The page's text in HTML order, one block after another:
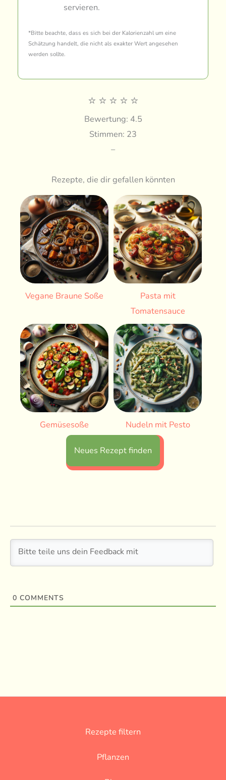
servieren.
*Bitte beachte, dass es sich bei der Kalorienzahl um eine
Schätzung handelt, die nicht als exakter Wert angesehen
werden sollte.
⭐ ⭐ ⭐ ⭐ ⭐
Bewertung: 4.5
Stimmen: 23
–
Rezepte, die dir gefallen könnten
Vegane Braune Soße
Pasta mit
Tomatensauce
Gemüsesoße Nudeln mit Pesto
Neues Rezept finden
0 COMMENTS
Rezepte filtern
Pflanzen